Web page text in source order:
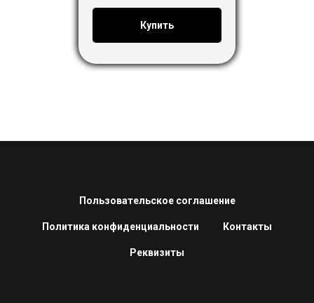
Купить
Пользовательское соглашение
Политика конфиденциальности Контакты
Реквизиты